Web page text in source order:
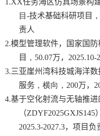
1.XX任务海区仿真场景构
目 -技术基础科研项目 ，
责人
2.模型管理软件，国家国防
目 ， 50.07万， 2025.10-
3.三亚崖州湾科技城海洋
服务，横向， 200万， 2
4.基于空化射流与无轴推
（ZDYF2025GXJS145）
2025.3-2027.3，项目负